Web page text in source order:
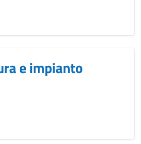
e impianto